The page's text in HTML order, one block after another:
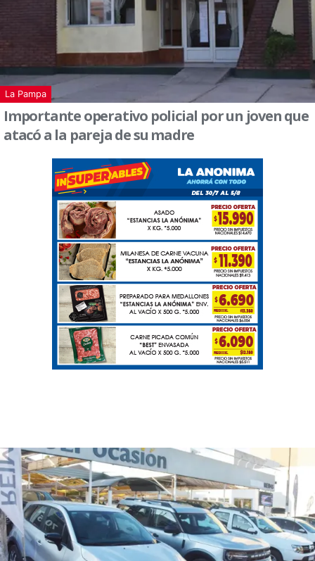
La Pampa
Importante operativo policial por un joven que
atacó a la pareja de su madre